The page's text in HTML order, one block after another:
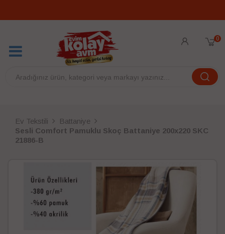
0
Ev Tekstili
Battaniye
Sesli Comfort Pamuklu Skoç Battaniye 200x220 SKC
21886-B